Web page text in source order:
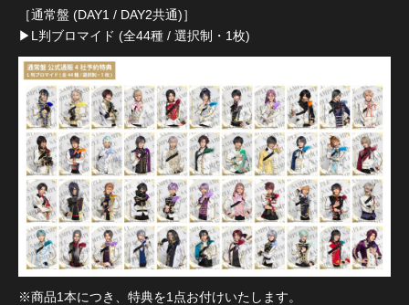
［通常盤 (DAY1 / DAY2共通)］
▶︎L判ブロマイド (全44種 / 選択制・1枚)
※商品1本につき、特典を1点お付けいたします。